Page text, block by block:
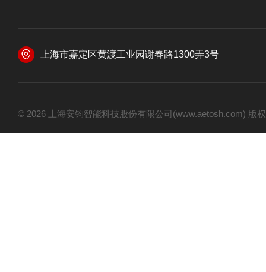
上海市嘉定区黄渡工业园谢春路1300弄3号
© 2026 上海安钧智能科技股份有限公司(www.aetosh.com)